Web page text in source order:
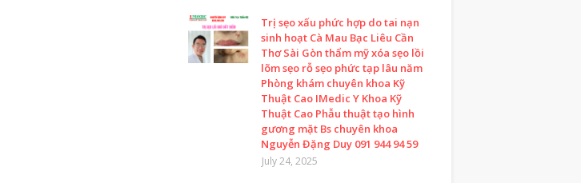
Trị sẹo xấu phức hợp do tai nạn
sinh hoạt Cà Mau Bạc Liêu Cần
Thơ Sài Gòn thẩm mỹ xóa sẹo lồi
lõm sẹo rỗ sẹo phức tạp lâu năm
Phòng khám chuyên khoa Kỹ
Thuật Cao IMedic Y Khoa Kỹ
Thuật Cao Phẫu thuật tạo hình
gương mặt Bs chuyên khoa
Nguyễn Đặng Duy 091 944 94 59
July 24, 2025